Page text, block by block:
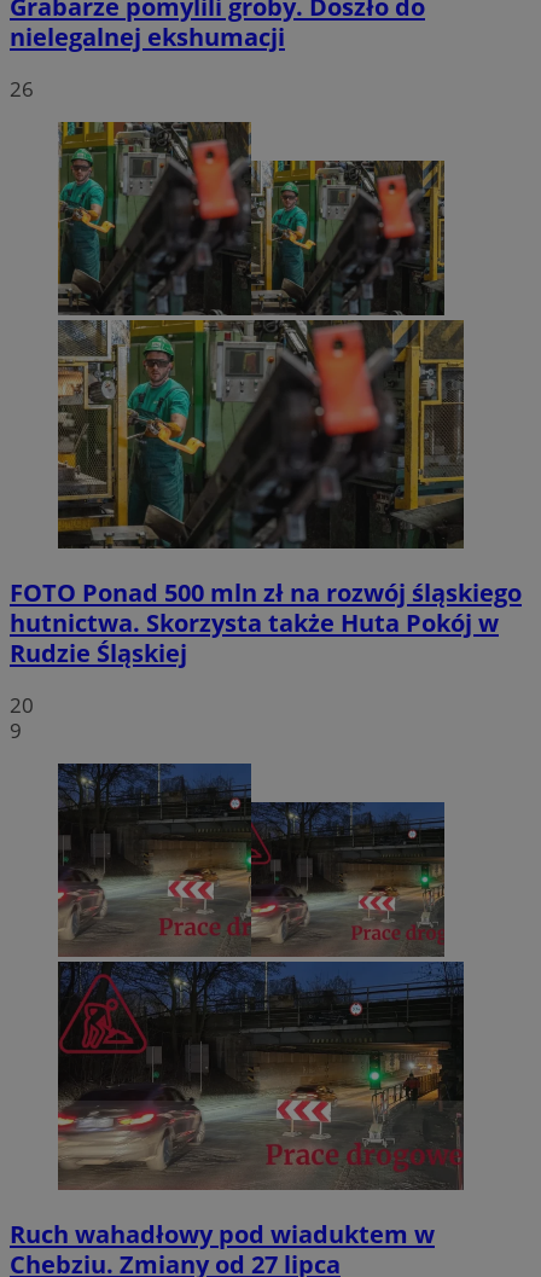
nielegalnej ekshumacji
26
FOTO Ponad 500 mln zł na rozwój śląskiego
hutnictwa. Skorzysta także Huta Pokój w
Rudzie Śląskiej
20
9
Ruch wahadłowy pod wiaduktem w
Chebziu. Zmiany od 27 lipca